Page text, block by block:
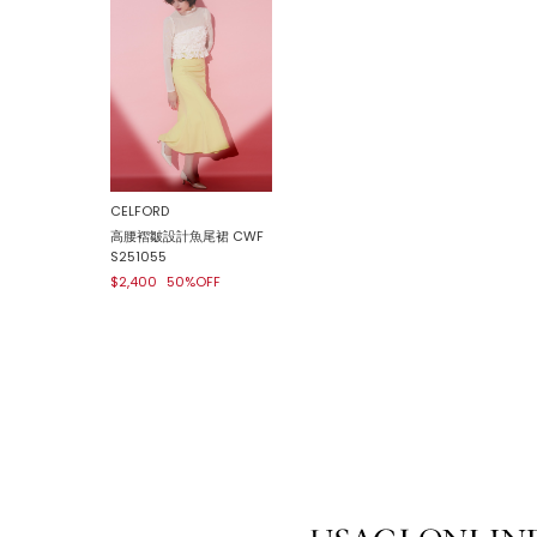
CELFORD
高腰褶皺設計魚尾裙 CWF
S251055
$2,400 50%OFF